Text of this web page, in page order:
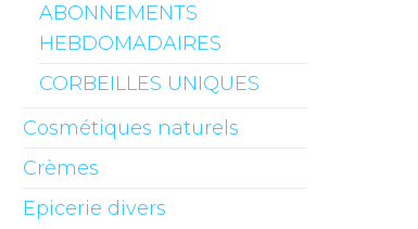
ABONNEMENTS
HEBDOMADAIRES
CORBEILLES UNIQUES
Cosmétiques naturels
Crèmes
Epicerie divers